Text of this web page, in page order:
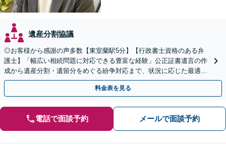
遺産分割協議
◎お客様から感謝の声多数【東室蘭駅5分】【行政書士資格のある弁
護士】「幅広い相続問題に対応できる豊富な経験」公正証書遺言の作
成から遺産分割・遺留分をめぐる紛争対応まで、状況に応じた最適な
方法をご提案します【夜間相談可】
料金表を見る
電話で面談予約 メールで面談予約